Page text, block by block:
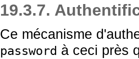
19.3.7.
Ce mécanisme
password à ceci près